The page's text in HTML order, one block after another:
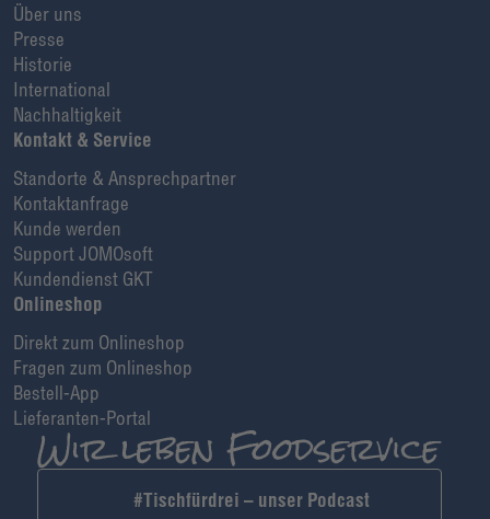
Über uns
Presse
Historie
International
Nachhaltigkeit
Kontakt & Service
Standorte & Ansprechpartner
Kontaktanfrage
Kunde werden
Support JOMOsoft
Kundendienst GKT
Onlineshop
Direkt zum Onlineshop
Fragen zum Onlineshop
Bestell-App
Lieferanten-Portal
#Tischfürdrei – unser Podcast